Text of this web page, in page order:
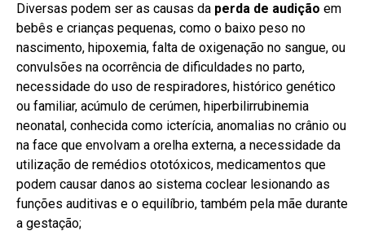
Diversas podem ser as causas da perda de audição em
bebês e crianças pequenas, como o baixo peso no
nascimento, hipoxemia, falta de oxigenação no sangue, ou
convulsões na ocorrência de dificuldades no parto,
necessidade do uso de respiradores, histórico genético
ou familiar, acúmulo de cerúmen, hiperbilirrubinemia
neonatal, conhecida como icterícia, anomalias no crânio ou
na face que envolvam a orelha externa, a necessidade da
utilização de remédios ototóxicos, medicamentos que
podem causar danos ao sistema coclear lesionando as
funções auditivas e o equilíbrio, também pela mãe durante
a gestação;